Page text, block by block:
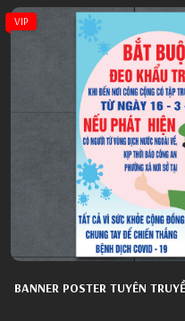
VIP
BANNER POSTER TUYÊN